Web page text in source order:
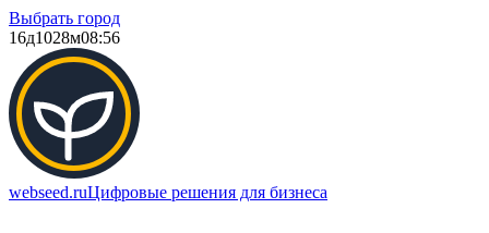
Выбрать город
16д1028м08:56
webseed.ruЦифровые решения для бизнеса